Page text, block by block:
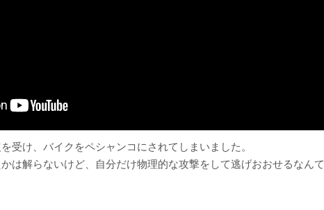
受け、バイクをペシャンコにされてしまいました。
は解らないけど、自分だけ物理的な攻撃をして逃げおおせるなんて